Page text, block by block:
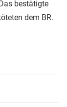
bestätigte
dem BR.